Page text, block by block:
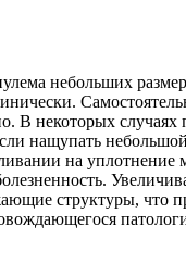
небольших
В некоторых случаях
нащупать
на уплотнение
структуры, что